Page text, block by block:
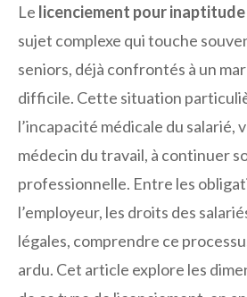
Le licenciement pour inaptitude
sujet complexe qui touche
seniors, déjà confrontés à un
difficile. Cette situation
l’incapacité médicale du salarié,
médecin du travail, à continuer
professionnelle. Entre les
l’employeur, les droits des
légales, comprendre ce
ardu. Cet article explore les